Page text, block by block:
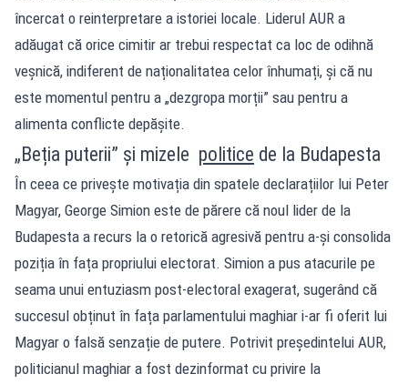
încercat o reinterpretare a istoriei locale. Liderul AUR a
adăugat că orice cimitir ar trebui respectat ca loc de odihnă
veșnică, indiferent de naționalitatea celor înhumați, și că nu
este momentul pentru a „dezgropa morții” sau pentru a
alimenta conflicte depășite.
„Beția puterii” și mizele politice de la Budapesta
În ceea ce privește motivația din spatele declarațiilor lui Peter
Magyar, George Simion este de părere că noul lider de la
Budapesta a recurs la o retorică agresivă pentru a-și consolida
poziția în fața propriului electorat. Simion a pus atacurile pe
seama unui entuziasm post-electoral exagerat, sugerând că
succesul obținut în fața parlamentului maghiar i-ar fi oferit lui
Magyar o falsă senzație de putere. Potrivit președintelui AUR,
politicianul maghiar a fost dezinformat cu privire la